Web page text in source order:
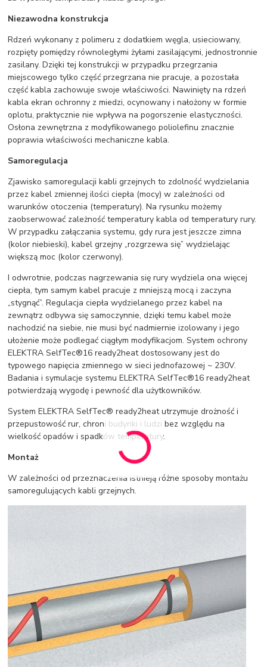
Niezawodna konstrukcja
Rdzeń wykonany z polimeru z dodatkiem węgla, usieciowany,
rozpięty pomiędzy równoległymi żyłami zasilającymi, jednostronnie
zasilany. Dzięki tej konstrukcji w przypadku przegrzania
miejscowego tylko część przegrzana nie pracuje, a pozostała
część kabla zachowuje swoje właściwości. Nawinięty na rdzeń
kabla ekran ochronny z miedzi, ocynowany i nałożony w formie
oplotu, praktycznie nie wpływa na pogorszenie elastyczności.
Osłona zewnętrzna z modyfikowanego poliolefinu znacznie
poprawia właściwości mechaniczne kabla.
Samoregulacja
Zjawisko samoregulacji kabli grzejnych to zdolność wydzielania
przez kabel zmiennej ilości ciepła (mocy) w zależności od
warunków otoczenia (temperatury). Na rysunku możemy
zaobserwować zależność temperatury kabla od temperatury rury.
W przypadku załączania systemu, gdy rura jest jeszcze zimna
(kolor niebieski), kabel grzejny „rozgrzewa się” wydzielając
większą moc (kolor czerwony).
I odwrotnie, podczas nagrzewania się rury wydziela ona więcej
ciepła, tym samym kabel pracuje z mniejszą mocą i zaczyna
„stygnąć”. Regulacja ciepła wydzielanego przez kabel na
zewnątrz odbywa się samoczynnie, dzięki temu kabel może
nachodzić na siebie, nie musi być nadmiernie izolowany i jego
ułożenie może podlegać ciągłym modyfikacjom. System ochrony
ELEKTRA SelfTec®16 ready2heat dostosowany jest do
typowego napięcia zmiennego w sieci jednofazowej ~ 230V.
Badania i symulacje systemu ELEKTRA SelfTec®16 ready2heat
potwierdzają wygodę i pewność dla użytkowników.
System ELEKTRA SelfTec® ready2heat utrzymuje drożność i
przepustowość rur, chroni budynki i ludzi bez względu na
wielkość opadów i spadków temperatury.
Montaż
W zależności od przeznaczenia istnieją różne sposoby montażu
samoregulujących kabli grzejnych.